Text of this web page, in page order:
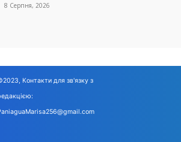
8 Серпня, 2026
Контакти для зв'язку з